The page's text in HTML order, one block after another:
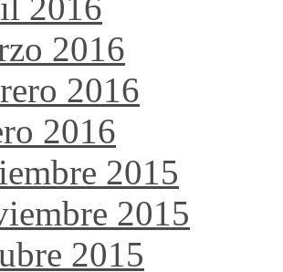
2016
2016
2016
2015
2015
2015